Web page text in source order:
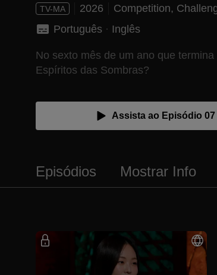
TV-MA 2026 Competition,
Português · Inglês
No sexto mês de um ano que
Espíritos das Sombras?
Assista ao Episódio 07
Episódios Mostrar Info